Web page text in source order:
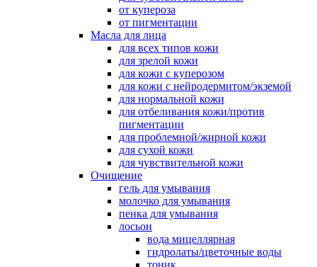
от купероза
от пигментации
Масла для лица
для всех типов кожи
для зрелой кожи
для кожи с куперозом
для кожи с нейродермитом/экземой
для нормальной кожи
для отбеливания кожи/против
пигментации
для проблемной/жирной кожи
для сухой кожи
для чувствительной кожи
Очищение
гель для умывания
молочко для умывания
пенка для умывания
лосьон
вода мицеллярная
гидролаты/цветочные воды
тоник